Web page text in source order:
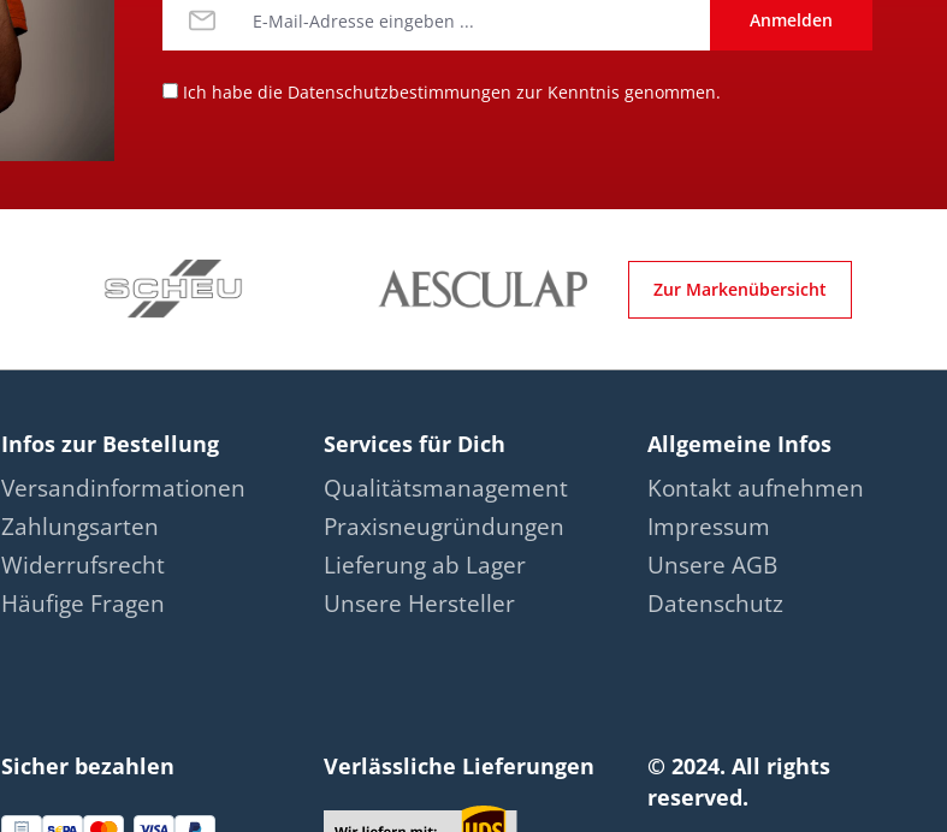
Anmelden
Ich habe die Datenschutzbestimmungen zur Kenntnis genommen.
Zur Markenübersicht
Infos zur Bestellung
Versandinformationen
Zahlungsarten
Widerrufsrecht
Häufige Fragen
Services für Dich
Qualitätsmanagement
Praxisneugründungen
Lieferung ab Lager
Unsere Hersteller
Allgemeine Infos
Kontakt aufnehmen
Impressum
Unsere AGB
Datenschutz
Sicher bezahlen Verlässliche Lieferungen
© 2024. All rights
reserved.